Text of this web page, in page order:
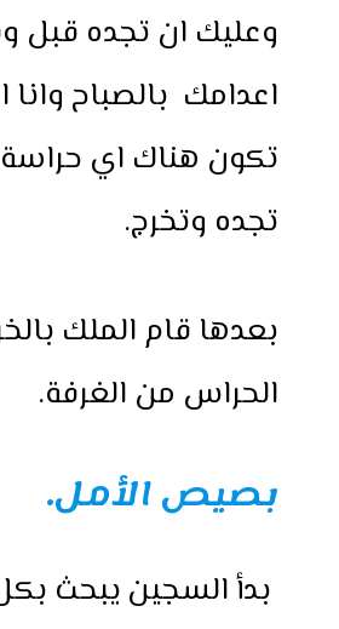
وعليك ان تجده قبل
اعدامك بالصباح
تكون هناك اي
تجده وتخرج.
بعدها قام الملك
الحراس من الغرفة.
بصيص الأمل.
بدأ السجين يبحث